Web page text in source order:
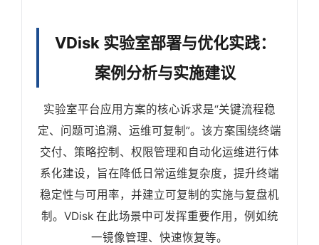
VDisk 实验室部署与优化实践：
案例分析与实施建议
实验室平台应用方案的核心诉求是“关键流程稳
定、问题可追溯、运维可复制”。该方案围绕终端
交付、策略控制、权限管理和自动化运维进行体
系化建设，旨在降低日常运维复杂度，提升终端
稳定性与可用率，并建立可复制的实施与复盘机
制。VDisk 在此场景中可发挥重要作用，例如统
一镜像管理、快速恢复等。